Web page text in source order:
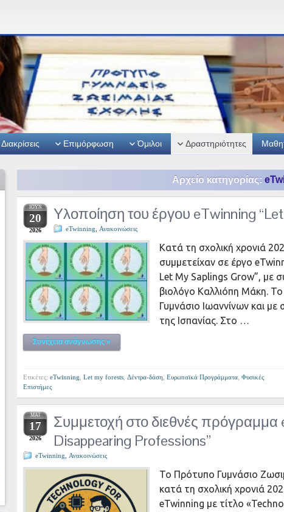
Διακρίσεις Επιμόρφωση Όμιλοι Δραστηριότητες
Αρχείο κατηγορίας:
ΙΟΎΝ
20
2026
Υλοποίηση του έργου eTwinning
eTwinning Ανακοινώσεις
Κατά τη σχολική χρονιά
συμμετείχαν σε έργο
Let My Saplings Grow”, με
βιολόγο Καλλιόπη Μάκη.
Γυμνάσιο Ιωαννίνων και με
της Ισπανίας. Στο …
Συνέχεια ανάγνωσης »
Ετικέτες: eTwinning Let my forests Δέντρα-δάση Ευρωπαϊκά Προγράμματα Φυσικές
Επιστήμες
ΜΆΙ
17
2026
Συμμετοχή στο διεθνές
Disappearing Professions”
eTwinning Ανακοινώσεις
Το Πρότυπο Γυμνάσιο
κατά τη σχολική χρονιά
eTwinning με τίτλο